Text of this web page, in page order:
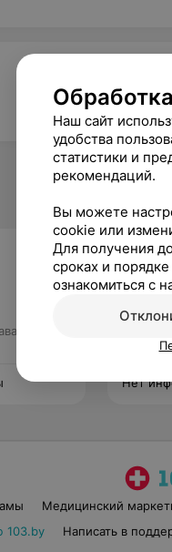
Стаж 5
Нет
Медицинский
103.by
Написать в
Наш сайт
удобства
статистики и
рекомендаций.
Вы можете
cookie или
Для получения
сроках и
ознакомиться с